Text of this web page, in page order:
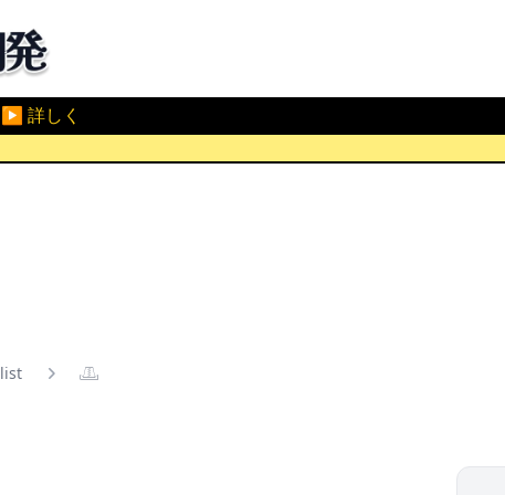
▶ 詳しく
list 𓊚